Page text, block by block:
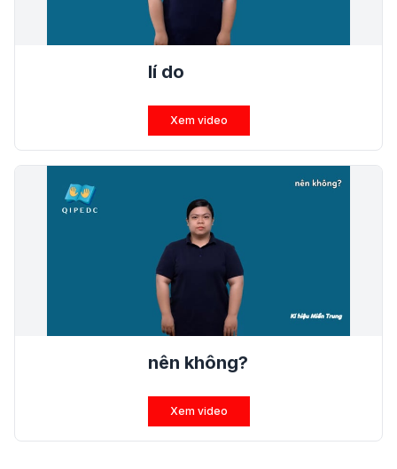
lí do
Xem video
nên không?
Xem video